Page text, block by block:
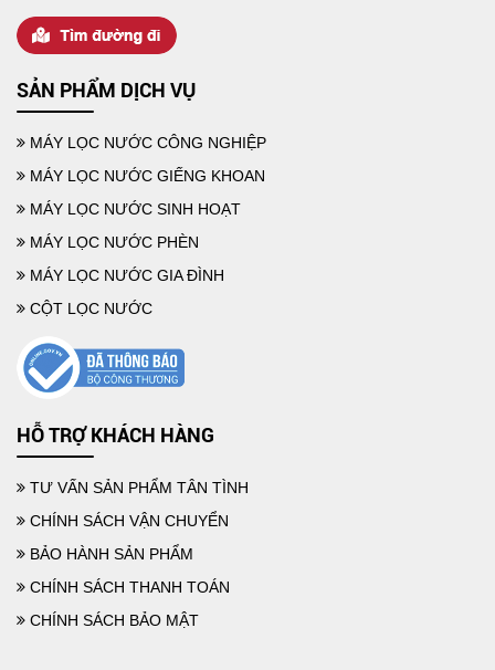
MỘT SỐ CÁCH LỌC NƯỚC PHÈN TẠI NHÀ HIỆU QUẢ DỄ LÀM
SẢN PHẨM DỊCH VỤ
MÁY LỌC NƯỚC CÔNG NGHIỆP
MÁY LỌC NƯỚC GIẾNG KHOAN
MÁY LỌC NƯỚC SINH HOẠT
MÁY LỌC NƯỚC PHÈN
MÁY LỌC NƯỚC GIA ĐÌNH
CỘT LỌC NƯỚC
HỖ TRỢ KHÁCH HÀNG
TƯ VẤN SẢN PHẨM TÂN TÌNH
CHÍNH SÁCH VẬN CHUYỂN
BẢO HÀNH SẢN PHẨM
CHÍNH SÁCH THANH TOÁN
CHÍNH SÁCH BẢO MẬT